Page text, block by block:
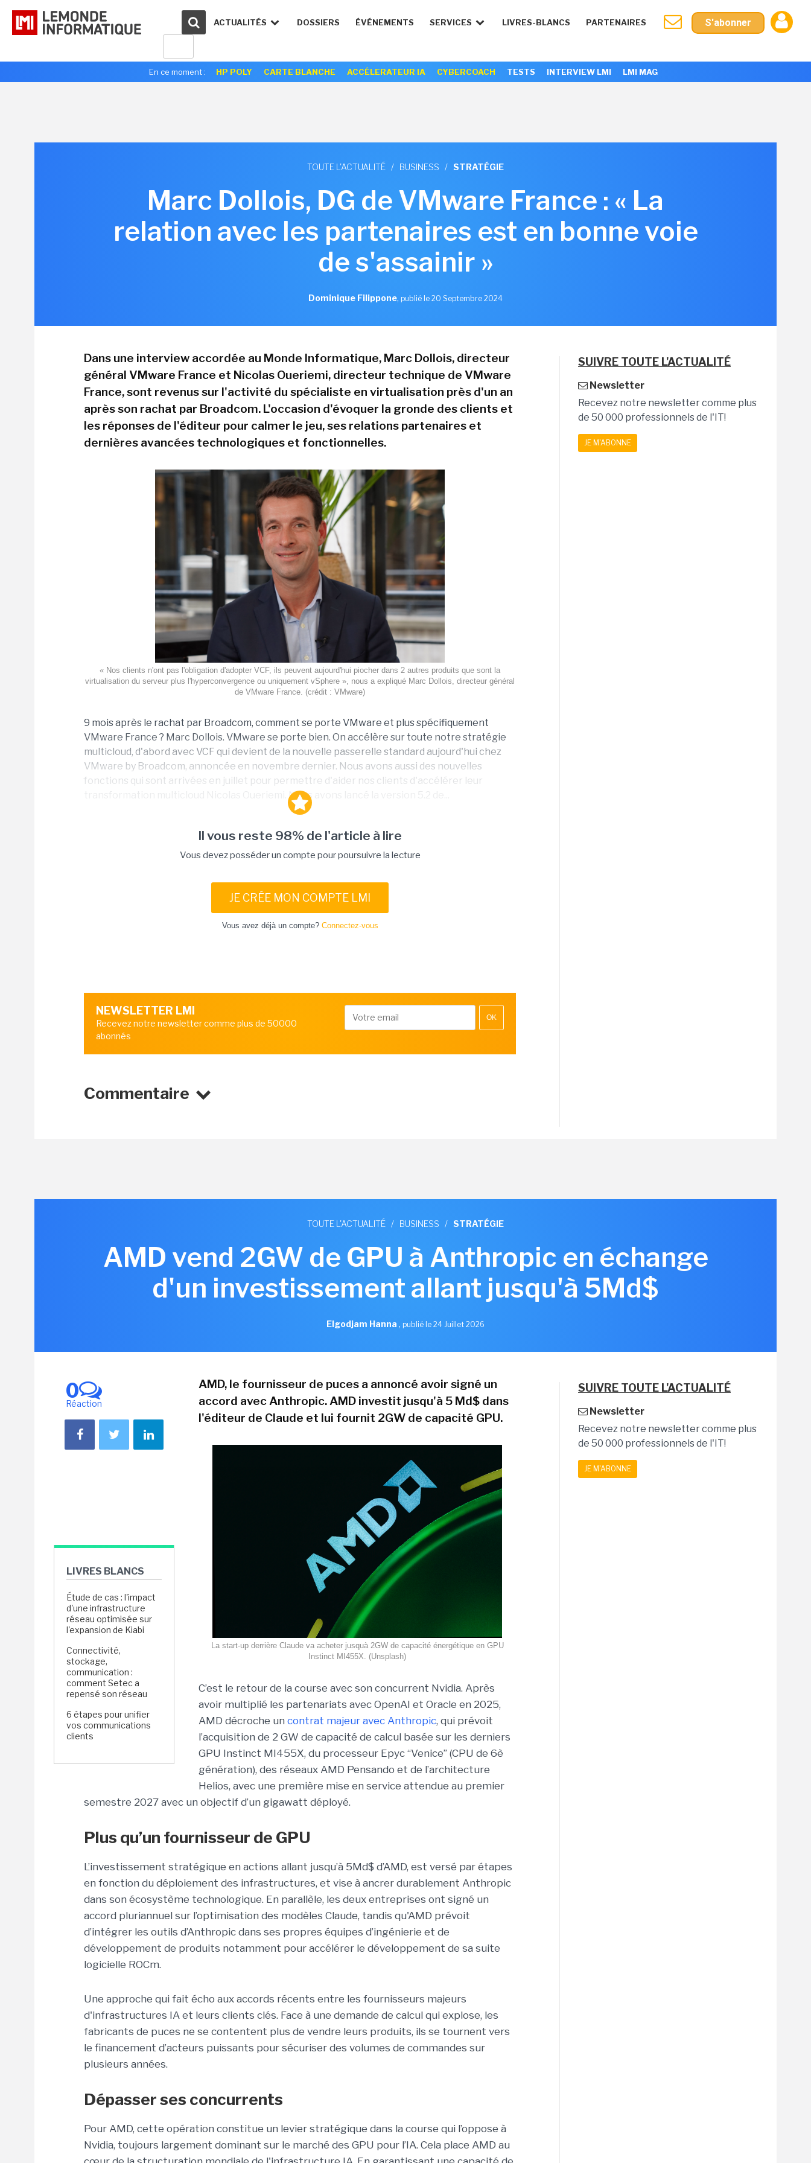
ACTUALITÉS DOSSIERS ÉVÉNEMENTS SERVICES LIVRES-BLANCS PARTENAIRES S'abonner
En ce moment : HP POLY CARTE BLANCHE ACCÉLERATEUR IA CYBERCOACH TESTS INTERVIEW LMI LMI MAG
TOUTE L'ACTUALITÉ / BUSINESS / STRATÉGIE
Marc Dollois, DG de VMware France : « La
relation avec les partenaires est en bonne voie
de s'assainir »
Dominique Filippone, publié le 20 Septembre 2024
Dans une interview accordée au Monde Informatique, Marc Dollois, directeur
général VMware France et Nicolas Oueriemi, directeur technique de VMware
France, sont revenus sur l'activité du spécialiste en virtualisation près d'un an
après son rachat par Broadcom. L'occasion d'évoquer la gronde des clients et
les réponses de l'éditeur pour calmer le jeu, ses relations partenaires et
dernières avancées technologiques et fonctionnelles.
« Nos clients n'ont pas l'obligation d'adopter VCF, ils peuvent aujourd'hui piocher dans 2 autres produits que sont la
virtualisation du serveur plus l'hyperconvergence ou uniquement vSphere », nous a expliqué Marc Dollois, directeur général
de VMware France. (crédit : VMware)
9 mois après le rachat par Broadcom, comment se porte VMware et plus spécifiquement
VMware France ? Marc Dollois. VMware se porte bien. On accélère sur toute notre stratégie
multicloud, d'abord avec VCF qui devient de la nouvelle passerelle standard aujourd'hui chez
VMware by Broadcom, annoncée en novembre dernier. Nous avons aussi des nouvelles
fonctions qui sont arrivées en juillet pour permettre d'aider nos clients d'accélérer leur
transformation multicloud Nicolas Oueriemi. Nous avons lancé la version 5.2 de...
Il vous reste 98% de l'article à lire
Vous devez posséder un compte pour poursuivre la lecture
JE CRÉE MON COMPTE LMI
Vous avez déjà un compte? Connectez-vous
NEWSLETTER LMI
Recevez notre newsletter comme plus de 50000
abonnés
OK
Commentaire
SUIVRE TOUTE L'ACTUALITÉ
Newsletter
Recevez notre newsletter comme plus
de 50 000 professionnels de l'IT!
JE M'ABONNE
TOUTE L'ACTUALITÉ / BUSINESS / STRATÉGIE
AMD vend 2GW de GPU à Anthropic en échange
d'un investissement allant jusqu'à 5Md$
Elgodjam Hanna , publié le 24 Juillet 2026
0
Réaction
LIVRES BLANCS
Étude de cas : l'impact
d'une infrastructure
réseau optimisée sur
l'expansion de Kiabi
Connectivité,
stockage,
communication :
comment Setec a
repensé son réseau
6 étapes pour unifier
vos communications
clients
AMD, le fournisseur de puces a annoncé avoir signé un
accord avec Anthropic. AMD investit jusqu'à 5 Md$ dans
l'éditeur de Claude et lui fournit 2GW de capacité GPU.
La start-up derrière Claude va acheter jusquà 2GW de capacité énergétique en GPU
Instinct MI455X. (Unsplash)
C’est le retour de la course avec son concurrent Nvidia. Après
avoir multiplié les partenariats avec OpenAI et Oracle en 2025,
AMD décroche un contrat majeur avec Anthropic, qui prévoit
l’acquisition de 2 GW de capacité de calcul basée sur les derniers
GPU Instinct MI455X, du processeur Epyc “Venice” (CPU de 6è
génération), des réseaux AMD Pensando et de l’architecture
Helios, avec une première mise en service attendue au premier
semestre 2027 avec un objectif d’un gigawatt déployé.
Plus qu’un fournisseur de GPU
L’investissement stratégique en actions allant jusqu’à 5Md$ d’AMD, est versé par étapes
en fonction du déploiement des infrastructures, et vise à ancrer durablement Anthropic
dans son écosystème technologique. En parallèle, les deux entreprises ont signé un
accord pluriannuel sur l’optimisation des modèles Claude, tandis qu'AMD prévoit
d’intégrer les outils d’Anthropic dans ses propres équipes d’ingénierie et de
développement de produits notamment pour accélérer le développement de sa suite
logicielle ROCm.
Une approche qui fait écho aux accords récents entre les fournisseurs majeurs
d'infrastructures IA et leurs clients clés. Face à une demande de calcul qui explose, les
fabricants de puces ne se contentent plus de vendre leurs produits, ils se tournent vers
le financement d’acteurs puissants pour sécuriser des volumes de commandes sur
plusieurs années.
Dépasser ses concurrents
Pour AMD, cette opération constitue un levier stratégique dans la course qui l’oppose à
Nvidia, toujours largement dominant sur le marché des GPU pour l’IA. Cela place AMD au
SUIVRE TOUTE L'ACTUALITÉ
Newsletter
Recevez notre newsletter comme plus
de 50 000 professionnels de l'IT!
JE M'ABONNE